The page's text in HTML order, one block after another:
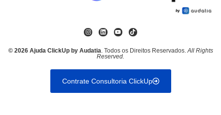
© 2026 Ajuda ClickUp by Audatia. Todos os Direitos Reservados.All Rights
Reserved.
Contrate Consultoria ClickUp